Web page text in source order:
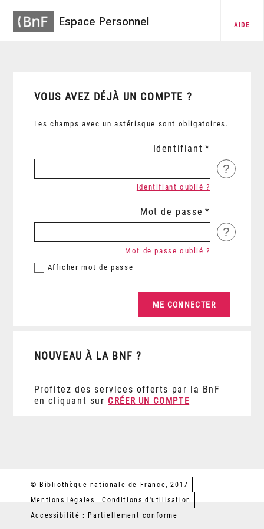
Espace Personnel AIDE
VOUS AVEZ DÉJÀ UN COMPTE ?
Les champs avec un astérisque sont obligatoires.
Identifiant
?
Identifiant oublié ?
Mot de passe
?
Afficher mot de passe
Mot de passe oublié ?
NOUVEAU À LA BNF ?
Profitez des services offerts par la BnF
en cliquant sur CRÉER UN COMPTE
© Bibliothèque nationale de France, 2017
Mentions légales
Conditions d'utilisation
Accessibilité : Partiellement conforme